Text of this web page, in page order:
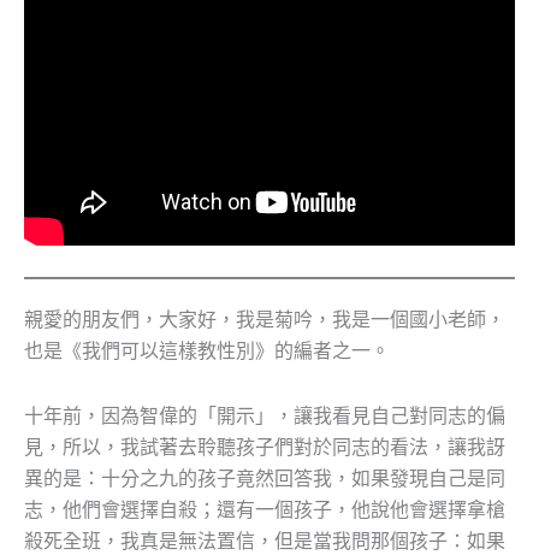
親愛的朋友們，大家好，我是菊吟，我是一個國小老師，
也是《我們可以這樣教性別》的編者之一。
十年前，因為智偉的「開示」，讓我看見自己對同志的偏
見，所以，我試著去聆聽孩子們對於同志的看法，讓我訝
異的是：十分之九的孩子竟然回答我，如果發現自己是同
志，他們會選擇自殺；還有一個孩子，他說他會選擇拿槍
殺死全班，我真是無法置信，但是當我問那個孩子：如果